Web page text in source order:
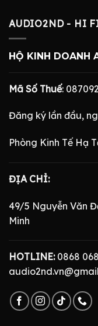
AUDIO2ND - HI
HỘ KINH DOANH
Mã Số Thuế:
Đăng ký lần đầu,
Phòng Kinh Tế Hạ
ĐỊA CHỈ:
49/5 Nguyễn Văn
Minh
HOTLINE:0868